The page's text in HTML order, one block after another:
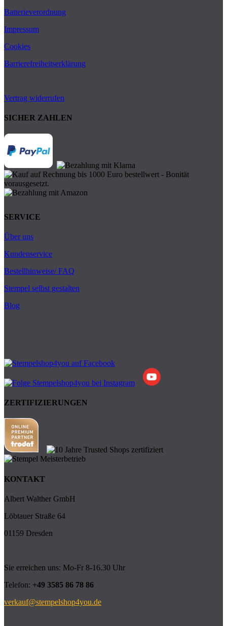
Batterieverordnung
Impressum
Cookies
Barrierefreiheitserklärung
Vertrag widerrufen
SICHER ZAHLEN
SERVICE
Über uns
Kundenservice
Bestellhinweise/ FAQ
Stempel selbst gestalten
Blog
ZERTIFIZIERUNGEN
KONTAKT
Albert Walther GmbH
Löbtauer Straße 64
01159 Dresden
Sie erreichen uns: Mo-Fr 8-16.30 Uhr
Telefon: +49 3585 86 78 86
verkauf@stempelshop4you.de